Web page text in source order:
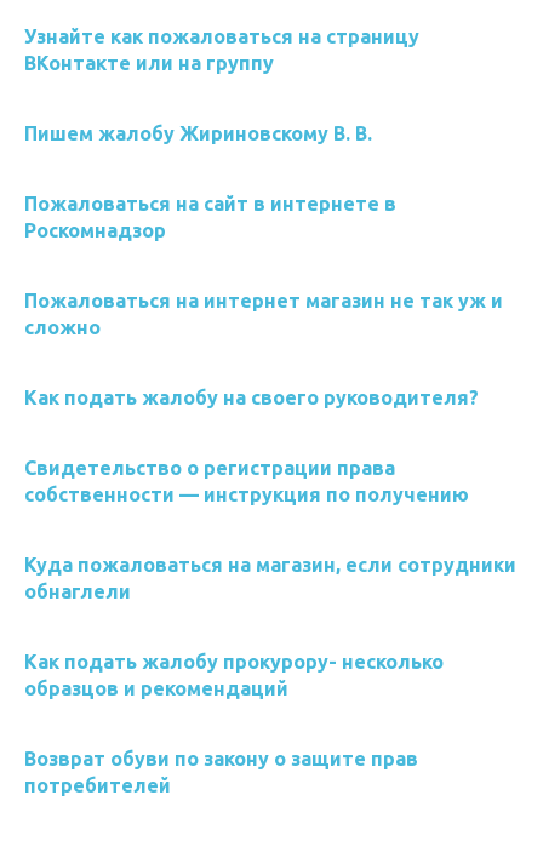
Узнайте как пожаловаться на страницу
ВКонтакте или на группу
Пишем жалобу Жириновскому В. В.
Пожаловаться на сайт в интернете в
Роскомнадзор
Пожаловаться на интернет магазин не так уж и
сложно
Как подать жалобу на своего руководителя?
Свидетельство о регистрации права
собственности — инструкция по получению
Куда пожаловаться на магазин, если сотрудники
обнаглели
Как подать жалобу прокурору- несколько
образцов и рекомендаций
Возврат обуви по закону о защите прав
потребителей